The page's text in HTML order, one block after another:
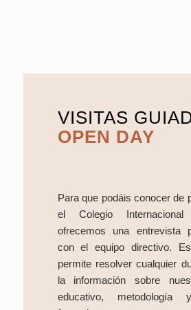
VISITAS
OPEN DAY
Para que podáis conocer de
el Colegio
ofrecemos una entrevista
con el equipo directivo.
permite resolver cualquier
la información sobre
educativo, metodología